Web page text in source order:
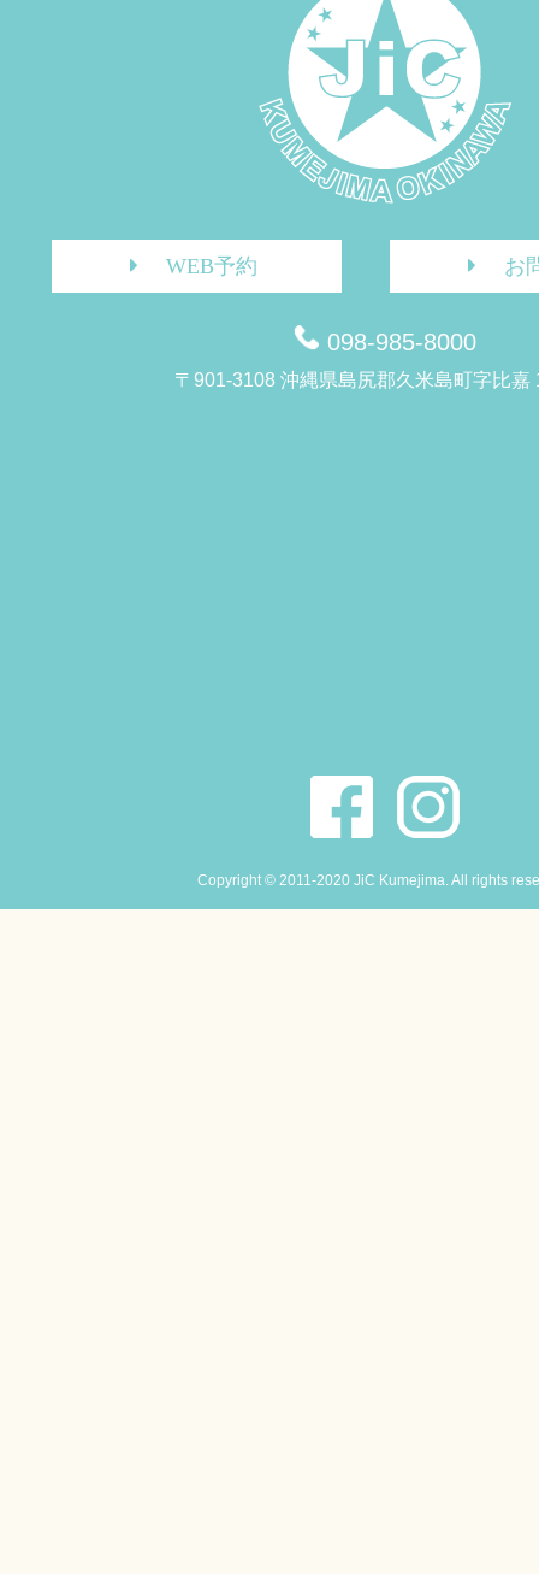
WEB予約 お
098-985-8000
〒901-3108 沖縄県島尻郡久米島町字比嘉
Copyright © 2011-2020 JiC Kumejima. All rights